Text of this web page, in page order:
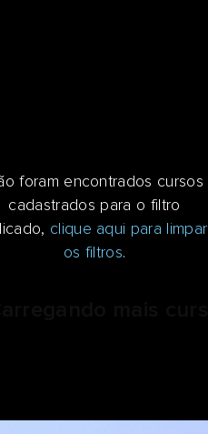
foram encontrados cursos
cadastrados para o filtro
clique aqui para limpar
os filtros.